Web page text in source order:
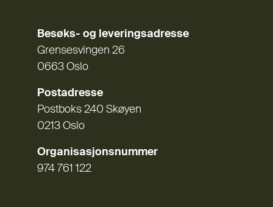
Besøks- og leveringsadresse
Grensesvingen 26
0663 Oslo
Postadresse
Postboks 240 Skøyen
0213 Oslo
Organisasjonsnummer
974 761 122